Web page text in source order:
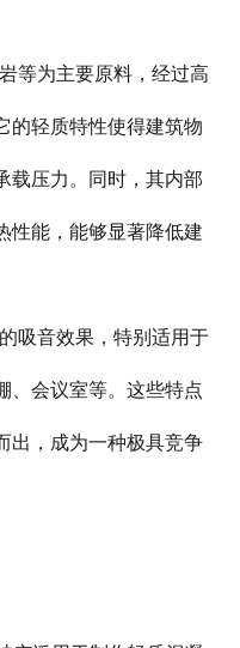
等为主要原料，经过高
的轻质特性使得建筑物
载压力。同时，其内部
性能，能够显著降低建
吸音效果，特别适用于
、会议室等。这些特点
出，成为一种极具竞争